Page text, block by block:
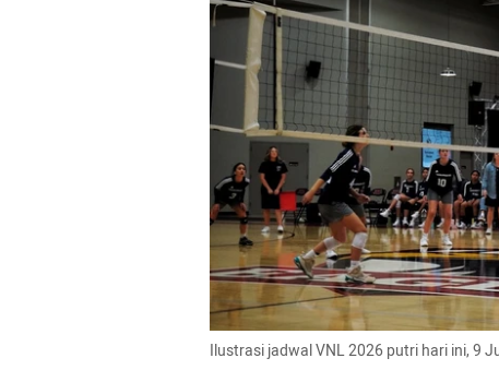
Ilustrasi jadwal VNL 2026 putri hari ini, 9